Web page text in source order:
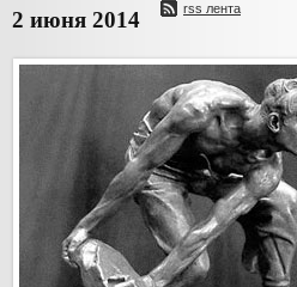
2 июня 2014 rss лента